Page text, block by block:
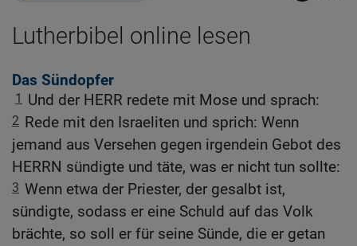
Lutherbibel online lesen
Das Sündopfer
1 Und der HERR redete mit Mose und sprach:
2 Rede mit den Israeliten und sprich: Wenn
jemand aus Versehen gegen irgendein Gebot des
HERRN sündigte und täte, was er nicht tun sollte:
3 Wenn etwa der Priester, der gesalbt ist,
sündigte, sodass er eine Schuld auf das Volk
brächte, so soll er für seine Sünde, die er getan